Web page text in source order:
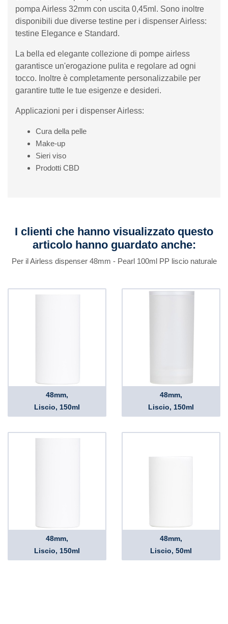
pompa Airless 32mm con uscita 0,45ml. Sono inoltre
disponibili due diverse testine per i dispenser Airless:
testine Elegance e Standard.
La bella ed elegante collezione di pompe airless
garantisce un'erogazione pulita e regolare ad ogni
tocco. Inoltre è completamente personalizzabile per
garantire tutte le tue esigenze e desideri.
Applicazioni per i dispenser Airless:
Cura della pelle
Make-up
Sieri viso
Prodotti CBD
I clienti che hanno visualizzato questo
articolo hanno guardato anche:
Per il Airless dispenser 48mm - Pearl 100ml PP liscio naturale
48mm,
Liscio, 150ml
48mm,
Liscio, 150ml
48mm,
Liscio, 150ml
48mm,
Liscio, 50ml